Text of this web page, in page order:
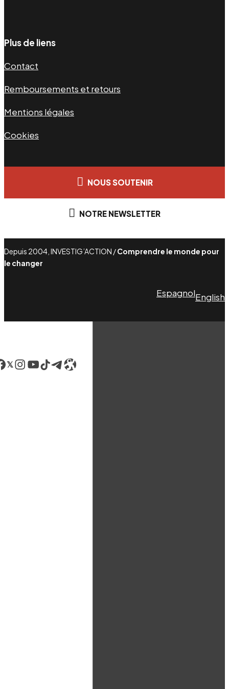
Plus de liens
Contact
Remboursements et retours
Mentions légales
Cookies
NOUS SOUTENIR
NOTRE NEWSLETTER
Depuis 2004, INVESTIG’ACTION /Comprendre le monde pour
le changer
EspagnolEnglish
LinkedIn
Instagram
YouTube
TikTok
Telegram
Lien